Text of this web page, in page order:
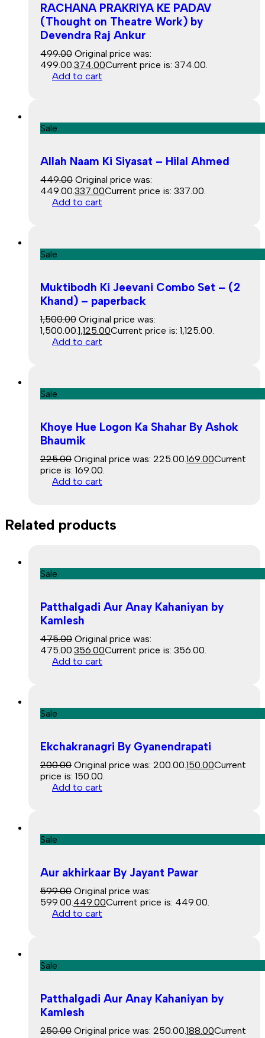
RACHANA PRAKRIYA KE PADAV
(Thought on Theatre Work) by
Devendra Raj Ankur
499.00 Original price was:
₹499.00. 374.00Current price is: ₹374.00.
Add to cart
Sale
Allah Naam Ki Siyasat – Hilal Ahmed
449.00 Original price was:
₹449.00. 337.00Current price is: ₹337.00.
Add to cart
Sale
Muktibodh Ki Jeevani Combo Set – (2
Khand) – paperback
1,500.00 Original price was:
₹1,500.00. 1,125.00Current price is: ₹1,125.00.
Add to cart
Sale
Khoye Hue Logon Ka Shahar By Ashok
Bhaumik
225.00 Original price was: ₹225.00. 169.00Current
price is: ₹169.00.
Add to cart
Related products
Sale
Patthalgadi Aur Anay Kahaniyan by
Kamlesh
475.00 Original price was:
₹475.00.356.00Current price is: ₹356.00.
Add to cart
Sale
Ekchakranagri By Gyanendrapati
200.00 Original price was: ₹200.00.150.00Current
price is: ₹150.00.
Add to cart
Sale
Aur akhirkaar By Jayant Pawar
599.00 Original price was:
₹599.00.449.00Current price is: ₹449.00.
Add to cart
Sale
Patthalgadi Aur Anay Kahaniyan by
Kamlesh
250.00 Original price was: ₹250.00.188.00Current